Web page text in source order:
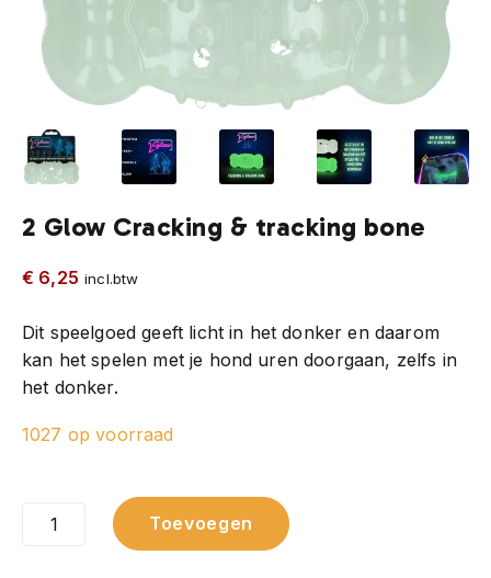
2 Glow Cracking & tracking bone
€ 6,25 incl.btw
Dit speelgoed geeft licht in het donker en daarom
kan het spelen met je hond uren doorgaan, zelfs in
het donker.
1027 op voorraad
Glow
Cracking
Toevoegen